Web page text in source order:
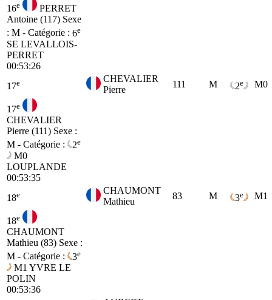
16e
PERRET
Antoine (117) Sexe
: M - Catégorie : 6e
SE LEVALLOIS-
PERRET
00:53:26
17e
CHEVALIER
Pierre
111 M 2e M0
17e
CHEVALIER
Pierre (111) Sexe :
M - Catégorie :
2e
M0
LOUPLANDE
00:53:35
18e
CHAUMONT
Mathieu
83 M 3e M1
18e
CHAUMONT
Mathieu (83) Sexe :
M - Catégorie :
3e
M1 YVRE LE
POLIN
00:53:36